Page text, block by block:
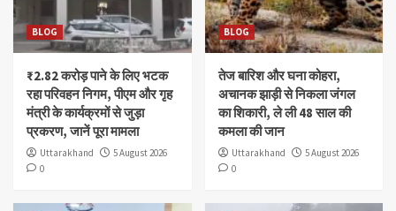
BLOG
₹2.82 करोड़ पाने के लिए भटक
रहा परिवहन निगम, पीएम और गृह
मंत्री के कार्यक्रमों से जुड़ा
प्रकरण, जानें पूरा मामला
Uttarakhand
5 August 2026
0
BLOG
तेज बारिश और घना कोहरा,
अचानक झाड़ी से निकला जंगल
का शिकारी, ले ली 48 साल की
कमला की जान
Uttarakhand
5 August 2026
0